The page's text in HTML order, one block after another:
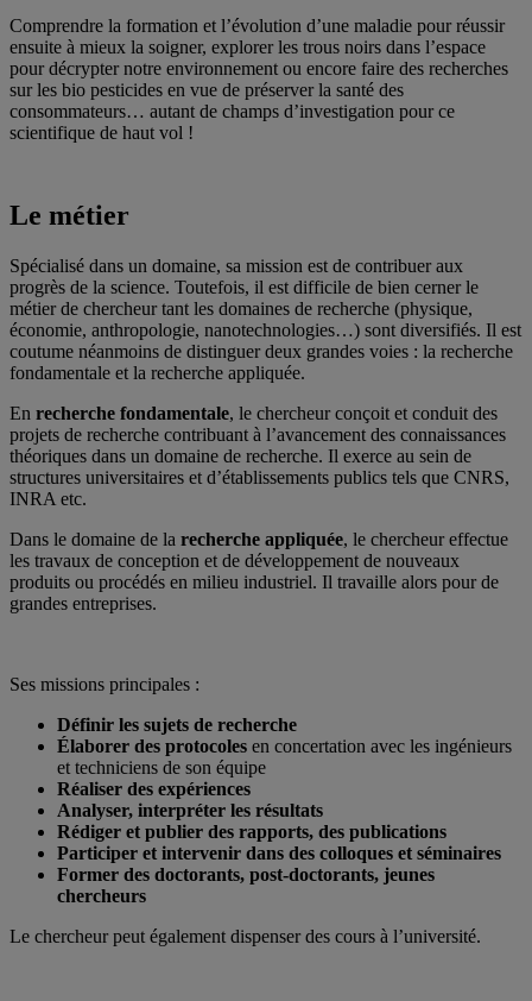
Comprendre la formation et l’évolution d’une maladie pour réussir
ensuite à mieux la soigner, explorer les trous noirs dans l’espace
pour décrypter notre environnement ou encore faire des recherches
sur les bio pesticides en vue de préserver la santé des
consommateurs… autant de champs d’investigation pour ce
scientifique de haut vol !
Le métier
Spécialisé dans un domaine, sa mission est de contribuer aux
progrès de la science. Toutefois, il est difficile de bien cerner le
métier de chercheur tant les domaines de recherche (physique,
économie, anthropologie, nanotechnologies…) sont diversifiés. Il est
coutume néanmoins de distinguer deux grandes voies : la recherche
fondamentale et la recherche appliquée.
En recherche fondamentale, le chercheur conçoit et conduit des
projets de recherche contribuant à l’avancement des connaissances
théoriques dans un domaine de recherche. Il exerce au sein de
structures universitaires et d’établissements publics tels que CNRS,
INRA etc.
Dans le domaine de la recherche appliquée, le chercheur effectue
les travaux de conception et de développement de nouveaux
produits ou procédés en milieu industriel. Il travaille alors pour de
grandes entreprises.
Ses missions principales :
Définir les sujets de recherche
Élaborer des protocoles en concertation avec les ingénieurs
et techniciens de son équipe
Réaliser des expériences
Analyser, interpréter les résultats
Rédiger et publier des rapports, des publications
Participer et intervenir dans des colloques et séminaires
Former des doctorants, post-doctorants, jeunes
chercheurs
Le chercheur peut également dispenser des cours à l’université.